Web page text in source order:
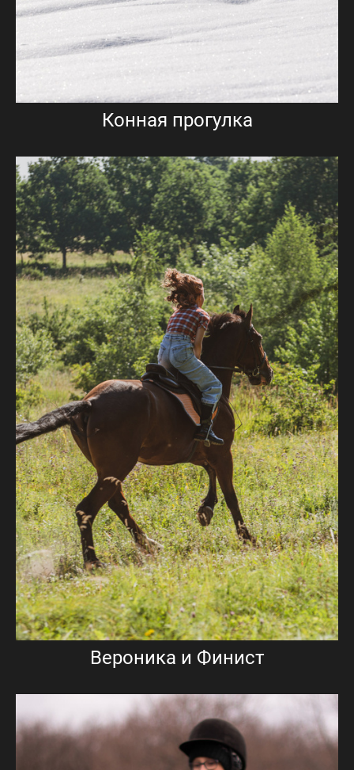
Конная прогулка
Вероника и Финист